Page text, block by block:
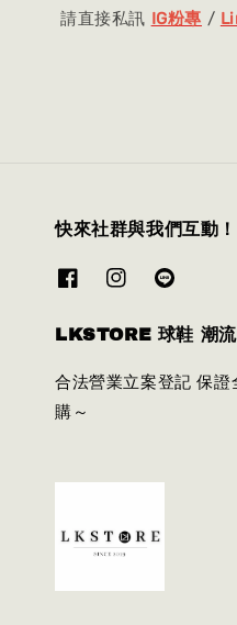
請直接私訊 IG粉專 /
快來社群與我們互動！
LKSTORE 球鞋 潮
合法營業立案登記 保
購～